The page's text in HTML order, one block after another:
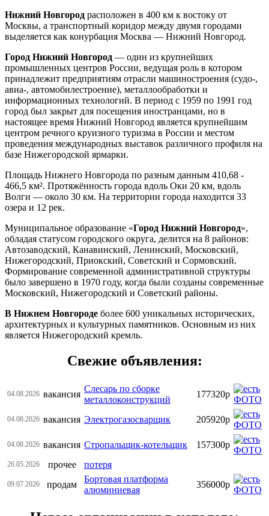
Нижний Новгород расположен в 400 км к востоку от
Москвы, а транспортный коридор между двумя городами
выделяется как конурбация Москва — Нижний Новгород.
Город Нижний Новгород — один из крупнейших
промышленных центров России, ведущая роль в котором
принадлежит предприятиям отрасли машиностроения (судо-,
авиа-, автомобилестроение), металлообработки и
информационных технологий. В период с 1959 по 1991 год
город был закрыт для посещения иностранцами, но в
настоящее время Нижний Новгород является крупнейшим
центром речного круизного туризма в России и местом
проведения международных выставок различного профиля на
базе Нижегородской ярмарки.
Площадь Нижнего Новгорода по разным данным 410,68 -
466,5 км². Протяжённость города вдоль Оки 20 км, вдоль
Волги — около 30 км. На территории города находится 33
озера и 12 рек.
Муниципальное образование «Город Нижний Новгород»,
обладая статусом городского округа, делится на 8 районов:
Автозаводский, Канавинский, Ленинский, Московский,
Нижегородский, Приокский, Советский и Сормовский.
Формирование современной административной структуры
было завершено в 1970 году, когда были созданы современные
Московский, Нижегородский и Советский районы.
В Нижнем Новгороде более 600 уникальных исторических,
архитектурных и культурных памятников. Основным из них
является Нижегородский кремль.
Свежие объявления:
04.08.2026 вакансия
Слесарь по сборке
металлоконструкций
177320р
04.08.2026 вакансия Электрогазосварщик 205920р
04.08.2026 вакансия Стропальщик-котельщик 157300р
26.05.2026 прочее потеря
09.07.2026 продам
Бортовая платформа
алюминиевая
356000р